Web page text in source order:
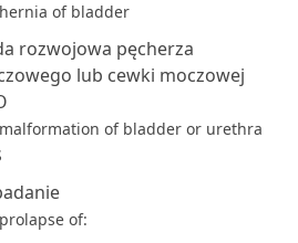
of bladder
rozwojowa pęcherza
lub cewki moczowej
of bladder or urethra
of: